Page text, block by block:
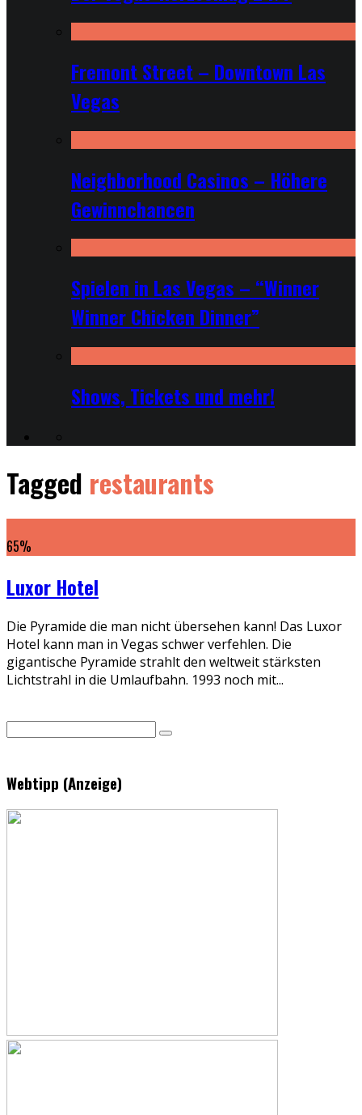
Fremont Street – Downtown Las
Vegas
Neighborhood Casinos – Höhere
Gewinnchancen
Spielen in Las Vegas – “Winner
Winner Chicken Dinner”
Shows, Tickets und mehr!
Tagged restaurants
65%
Luxor Hotel
Die Pyramide die man nicht übersehen kann! Das Luxor
Hotel kann man in Vegas schwer verfehlen. Die
gigantische Pyramide strahlt den weltweit stärksten
Lichtstrahl in die Umlaufbahn. 1993 noch mit...
Webtipp (Anzeige)